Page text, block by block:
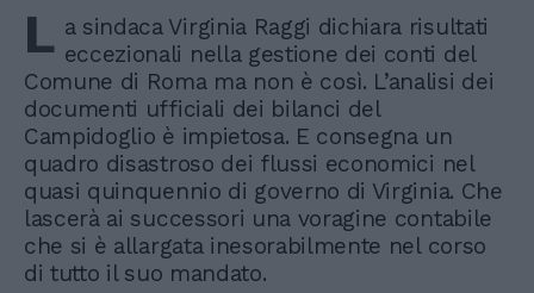
L a sindaca Virginia Raggi dichiara risultati
eccezionali nella gestione dei conti del
Comune di Roma ma non è così. L’analisi dei
documenti ufficiali dei bilanci del
Campidoglio è impietosa. E consegna un
quadro disastroso dei flussi economici nel
quasi quinquennio di governo di Virginia. Che
lascerà ai successori una voragine contabile
che si è allargata inesorabilmente nel corso
di tutto il suo mandato.